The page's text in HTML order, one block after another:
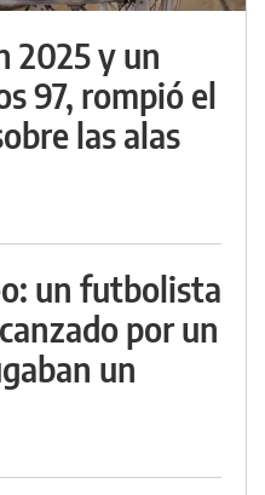
2025 y un
97, rompió el
las alas
un futbolista
por un
un